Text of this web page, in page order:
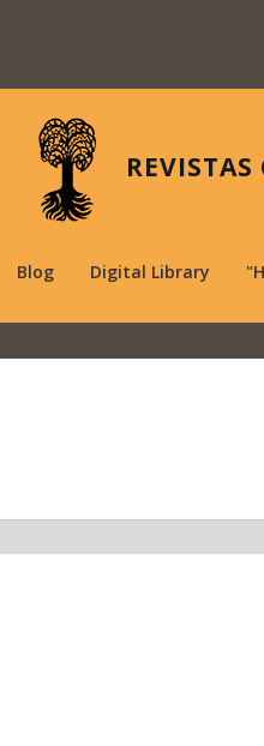
Blog Digital Library